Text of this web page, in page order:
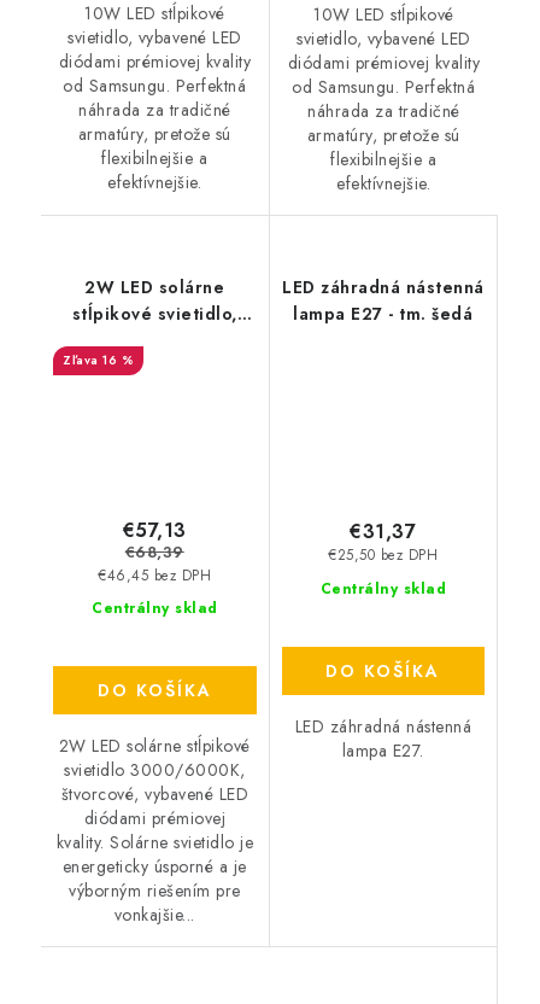
10W LED stĺpikové
svietidlo, vybavené LED
diódami prémiovej kvality
od Samsungu. Perfektná
náhrada za tradičné
armatúry, pretože sú
flexibilnejšie a
efektívnejšie.
10W LED stĺpikové
svietidlo, vybavené LED
diódami prémiovej kvality
od Samsungu. Perfektná
náhrada za tradičné
armatúry, pretože sú
flexibilnejšie a
efektívnejšie.
2W LED solárne
stĺpikové svietidlo,
štvorcové,
3000/6000K - 110lm -
16 %
Centrálny sklad
€46,45 bez DPH
€57,13
€68,39
DO KOŠÍKA
2W LED solárne stĺpikové
svietidlo 3000/6000K,
štvorcové, vybavené LED
diódami prémiovej
kvality. Solárne svietidlo je
energeticky úsporné a je
výborným riešením pre
vonkajšie...
LED záhradná nástenná
lampa E27 - tm. šedá
Centrálny sklad
€25,50 bez DPH
€31,37
DO KOŠÍKA
LED záhradná nástenná
lampa E27.